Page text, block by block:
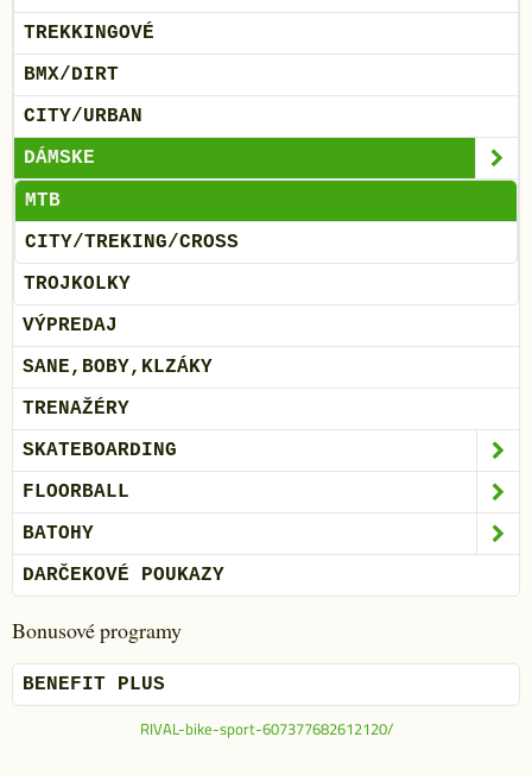
TREKKINGOVÉ
BMX/DIRT
CITY/URBAN
DÁMSKE
MTB
CITY/TREKING/CROSS
TROJKOLKY
VÝPREDAJ
SANE,BOBY,KLZÁKY
TRENAŽÉRY
SKATEBOARDING
FLOORBALL
BATOHY
DARČEKOVÉ POUKAZY
Bonusové programy
BENEFIT PLUS
RIVAL-bike-sport-607377682612120/